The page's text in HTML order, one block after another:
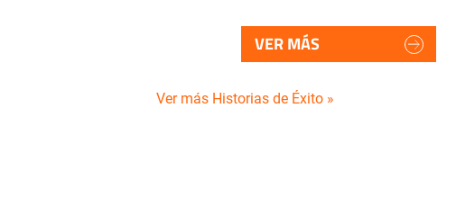
VER MÁS
Ver más Historias de Éxito »